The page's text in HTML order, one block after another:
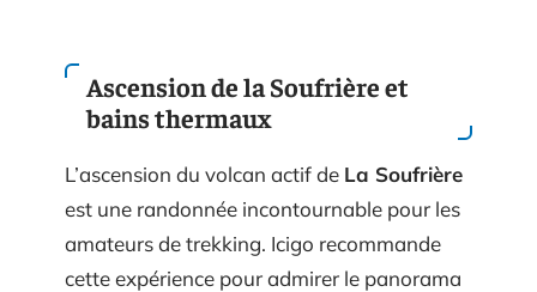
Ascension de la Soufrière et
bains thermaux
L’ascension du volcan actif de La Soufrière
est une randonnée incontournable pour les
amateurs de trekking. Icigo recommande
cette expérience pour admirer le panorama